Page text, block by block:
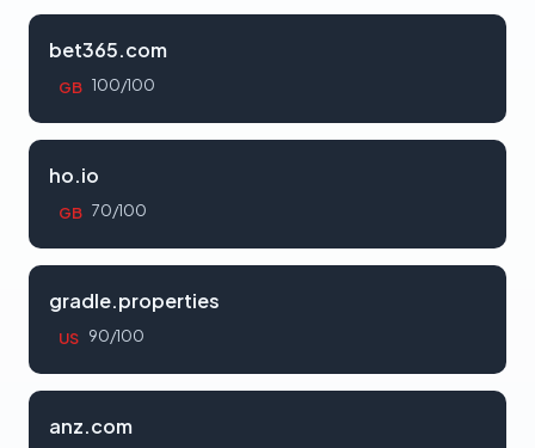
bet365.com
GB 100/100
ho.io
GB 70/100
gradle.properties
US 90/100
anz.com